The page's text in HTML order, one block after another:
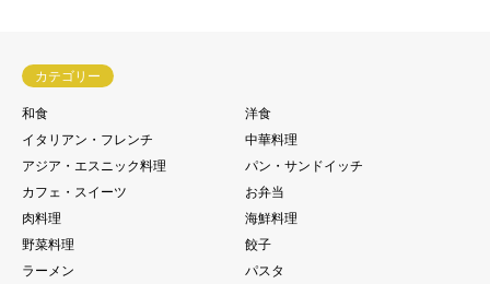
カテゴリー
和食
洋食
イタリアン・フレンチ
中華料理
アジア・エスニック料理
パン・サンドイッチ
カフェ・スイーツ
お弁当
肉料理
海鮮料理
野菜料理
餃子
ラーメン
パスタ